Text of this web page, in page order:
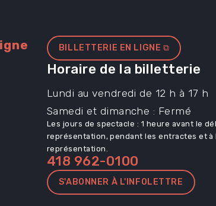
BILLETTERIE EN LIGNE ⧉
Horaire de la billetterie
Lundi au vendredi de 12 h à 17 h
Samedi et dimanche : Fermé
Les jours de spectacle : 1 heure avant le
représentation, pendant les entractes et à
représentation.
418 962-0100
S'ABONNER À L'INFOLETTRE